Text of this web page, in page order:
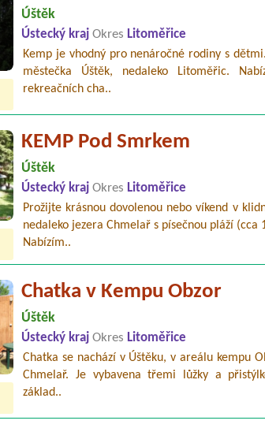
Úštěk
Ústecký krajOkres Litoměřice
Kemp je vhodný pro nenáročné rodiny s
městečka Úštěk, nedaleko Litoměřic.
rekreačních cha..
KEMP Pod Smrkem
Úštěk
Ústecký krajOkres Litoměřice
Prožijte krásnou dovolenou nebo víkend v
nedaleko jezera Chmelař s písečnou pláží (cca
Nabízím..
Chatka v Kempu Obzor
Úštěk
Ústecký krajOkres Litoměřice
Chatka se nachází v Úštěku, v areálu kempu
Chmelař. Je vybavena třemi lůžky a
základ..